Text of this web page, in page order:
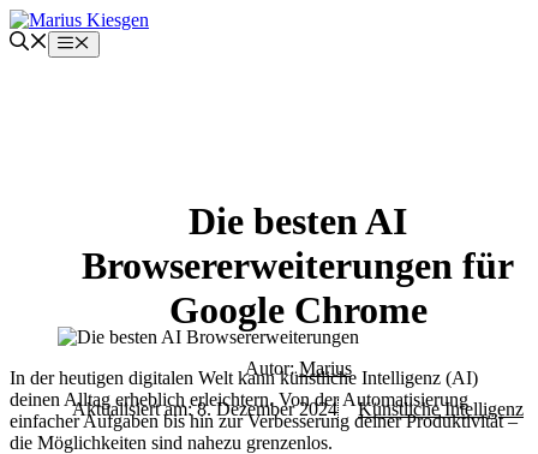
Zum
Inhalt
springen
Menü
Die besten AI
Browsererweiterungen für
Google Chrome
Autor:Marius
Aktualisiert am:8. Dezember 2024 Künstliche Intelligenz
In der heutigen digitalen Welt kann künstliche Intelligenz (AI)
deinen Alltag erheblich erleichtern. Von der Automatisierung
einfacher Aufgaben bis hin zur Verbesserung deiner Produktivität –
die Möglichkeiten sind nahezu grenzenlos.